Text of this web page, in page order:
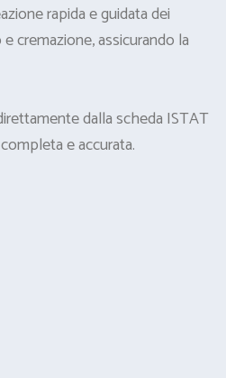
rapida e guidata dei
cremazione, assicurando la
dalla scheda ISTAT
e accurata.